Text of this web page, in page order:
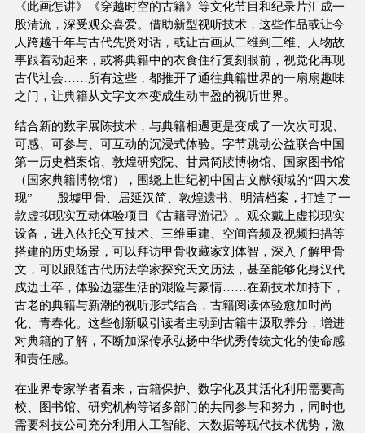
《此画怎讲》《穿越时空的古籍》等文化节目和纪录片汇成一
股清流，深受观众喜爱。借助新型视听技术，这些作品或让今
人跨越千年与古代先贤对话，或让古画从二维到三维、人物故
事跟着动起来，或将典籍中的衣食住行复刻眼前，视觉化再现
古代社会……所有这些，都推开了通往典籍世界的一扇扇趣味
之门，让典籍从文字文本变成生动丰盈的视听世界。
结合新的数字展陈技术，与典籍相遇更是变成了一次次可观、
可感、可参与、可互动的沉浸式体验。字节跳动公益联合中国
第一历史档案馆、敦煌研究院、甘肃简牍博物馆、国家图书馆
（国家典籍博物馆），围绕上世纪初中国古文献领域的“四大发
现”——殷墟甲骨、居延汉简、敦煌遗书、明清档案，打造了一
款虚拟现实互动体验项目《古籍寻游记》。观众戴上虚拟现实
设备，进入依托交互技术、三维重建、空间音频及视频扫描等
搭建的历史场景，可以拜访甲骨收藏家刘体智，深入了解甲骨
文，可以跟随古代历法学家探究天文历法，甚至能够化身汉代
戍边士卒，体验边塞生活的艰险与豪情……在新技术加持下，
古老的典籍与新潮的视听形式结合，古籍阅读体验愈加时尚
化、青春化。这些创新吸引读者主动到古籍中汲取养分，增进
对典籍的了解，不断加深传承弘扬中华优秀传统文化的使命感
和责任感。
在业界专家学者看来，古籍保护、数字化及其活化利用需要高
校、图书馆、研究机构等诸多部门的共同参与和努力，同时也
需要科技公司充分利用人工智能、大数据等现代技术优势，激